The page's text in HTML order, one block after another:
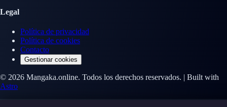
Legal
Política de privacidad
Política de cookies
Contacto
Gestionar cookies
© 2026 Mangaka.online. Todos los derechos reservados. | Built with
Astro